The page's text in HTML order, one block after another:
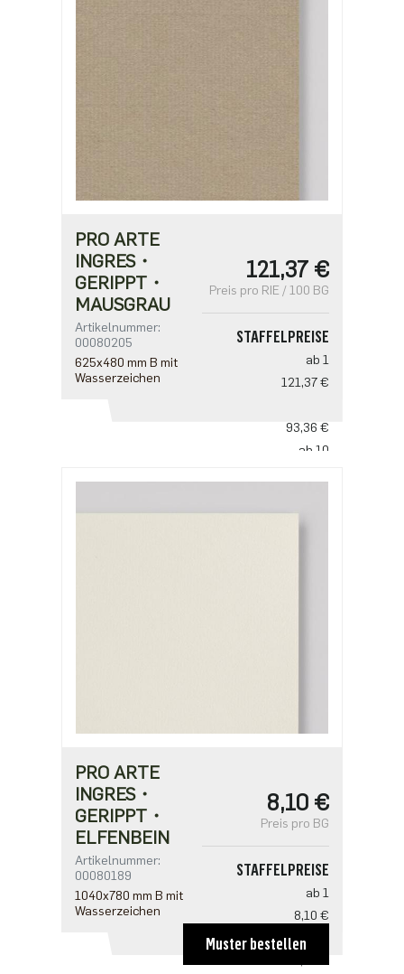
PRO ARTE
INGRES・
GERIPPT・
MAUSGRAU
Artikelnummer:
00080205
625x480 mm B mit
Wasserzeichen
121,37 €
Preis pro RIE / 100 BG
STAFFELPREISE
ab 1
121,37 €
93,36 €
ab 10
PRO ARTE
INGRES・
GERIPPT・
ELFENBEIN
Artikelnummer:
00080189
1040x780 mm B mit
Wasserzeichen
8,10 €
Preis pro BG
STAFFELPREISE
ab 1
8,10 €
ab 100
Muster bestellen